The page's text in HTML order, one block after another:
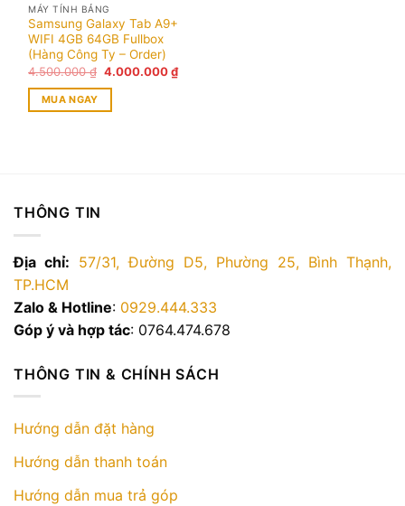
MÁY TÍNH BẢNG
Samsung Galaxy Tab A9+
WIFI 4GB 64GB Fullbox
(Hàng Công Ty – Order)
4.500.000₫ Giá
là:
4.000.000₫Giá
hiện
MUA NGAY
THÔNG TIN
Địa chỉ: 57/31, Đường D5, Phường 25, Bình Thạnh,
TP.HCM
Zalo & Hotline: 0929.444.333
Góp ý và hợp tác: 0764.474.678
THÔNG TIN & CHÍNH SÁCH
Hướng dẫn đặt hàng
Hướng dẫn thanh toán
Hướng dẫn mua trả góp